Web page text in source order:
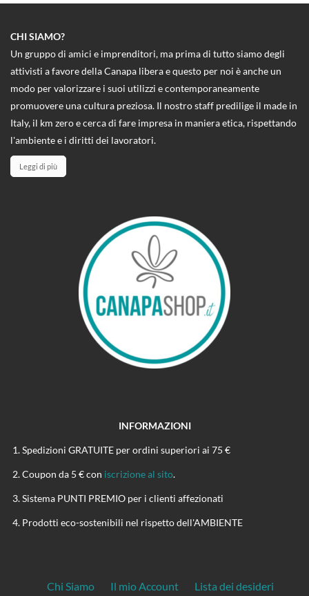
CHI SIAMO?
Un gruppo di amici e imprenditori, ma prima di tutto siamo degli
attivisti a favore della Canapa libera e questo per noi è anche un
modo per valorizzare i suoi utilizzi e contemporaneamente
promuovere una cultura preziosa. Il nostro staff predilige il made in
Italy, il km zero e cerca di fare impresa in maniera etica, rispettando
l'ambiente e i diritti dei lavoratori.
Leggi di più
INFORMAZIONI
Spedizioni GRATUITE per ordini superiori ai 75 €
Coupon da 5 € con iscrizione al sito.
Sistema PUNTI PREMIO per i clienti affezionati
Prodotti eco-sostenibili nel rispetto dell'AMBIENTE
Chi Siamo Il mio Account
Lista dei desideri